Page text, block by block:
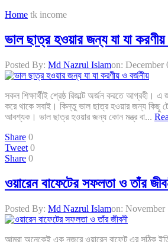
Home tk income
ভাল ছাত্র হওয়ার জন্য যা যা করণীয়
Posted By: Md Nazrul Islamon: December
সকল শিক্ষার্থীই শ্রেষ্ঠ রিজাল্ট অর্জন করতে আগ্রহী।
করে থাকে সবাই। কিন্তু ভাল ছাত্র হওয়ার জন্য কিছু
আবশ্যক। ভাল ছাত্র হওয়ার জন্য কোন মন্ত্র বা...
Share 0
Tweet 0
Share 0
ওয়ারেন বাফেটের সফলতা ও তাঁর
Posted By: Md Nazrul Islamon: November
আমরা অনেকেই এক নজরে ওয়ারেন বাফেট এর সঠিক